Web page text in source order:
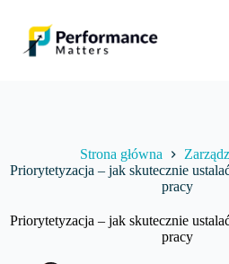
Strona główna
Priorytetyzacja – jak skutecznie
pracy
Priorytetyzacja – jak skutecznie
pracy